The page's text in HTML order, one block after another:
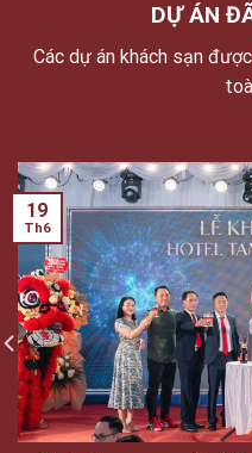
DỰ ÁN
Các dự án khách sạn
19
Th6